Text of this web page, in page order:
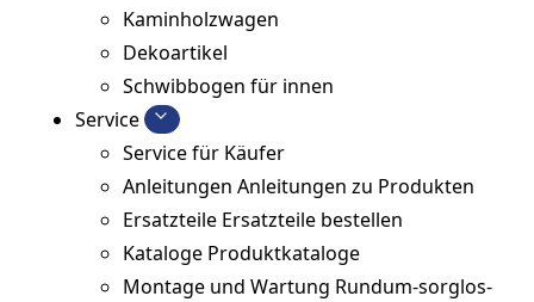
Kaminholzwagen
Dekoartikel
Schwibbogen für innen
Service
Service für Käufer
Anleitungen Anleitungen zu Produkten
Ersatzteile Ersatzteile bestellen
Kataloge Produktkataloge
Montage und Wartung Rundum-sorglos-